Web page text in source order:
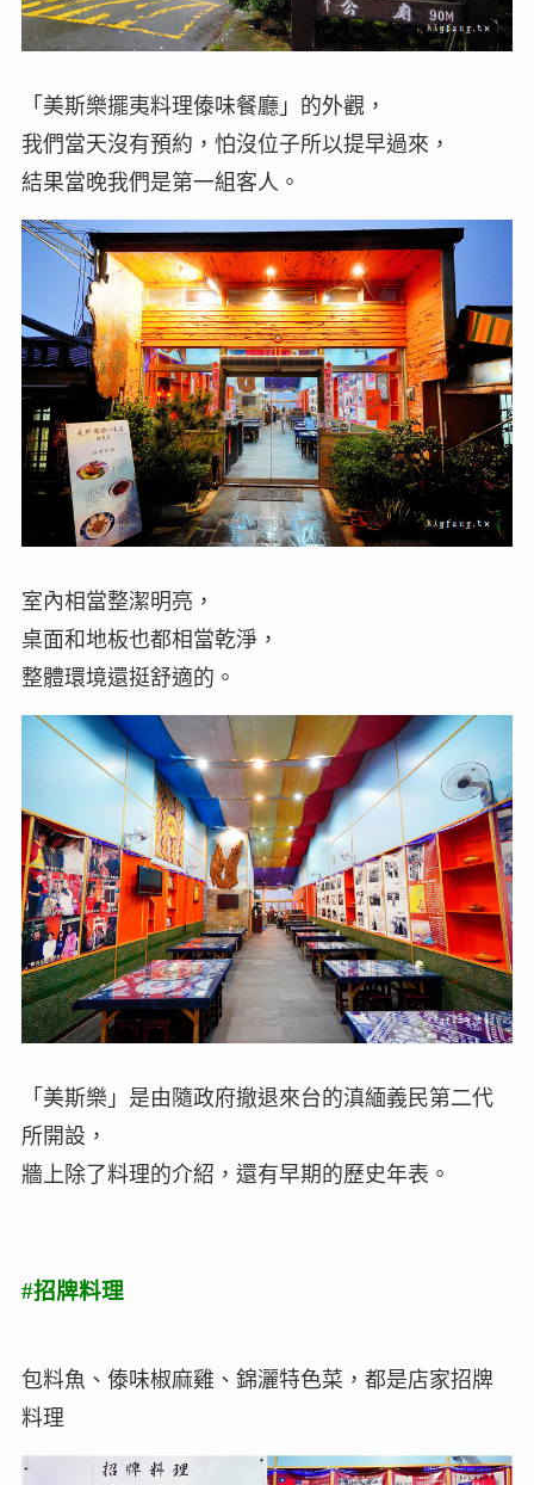
「美斯樂擺夷料理傣味餐廳」的外觀，
我們當天沒有預約，怕沒位子所以提早過來，
結果當晚我們是第一組客人。
室內相當整潔明亮，
桌面和地板也都相當乾淨，
整體環境還挺舒適的。
「美斯樂」是由隨政府撤退來台的滇緬義民第二代
所開設，
牆上除了料理的介紹，還有早期的歷史年表。
#招牌料理
包料魚、傣味椒麻雞、錦灑特色菜，都是店家招牌
料理